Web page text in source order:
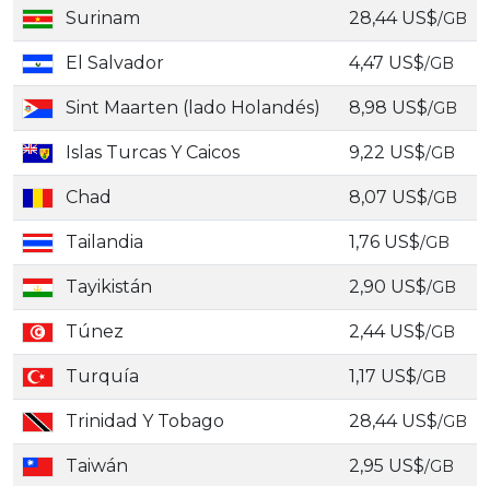
Surinam 28,44 US$/GB
El Salvador 4,47 US$/GB
Sint Maarten (lado Holandés) 8,98 US$/GB
Islas Turcas Y Caicos 9,22 US$/GB
Chad 8,07 US$/GB
Tailandia 1,76 US$/GB
Tayikistán 2,90 US$/GB
Túnez 2,44 US$/GB
Turquía 1,17 US$/GB
Trinidad Y Tobago 28,44 US$/GB
Taiwán 2,95 US$/GB